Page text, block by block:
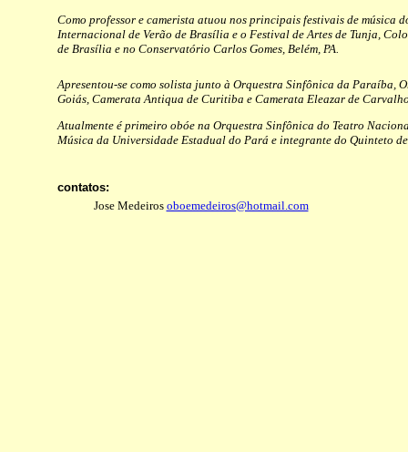
Como professor e camerista atuou nos principais festivais de música
Internacional de Verão de Brasília e o Festival de Artes de Tunja,
de Brasília e no Conservatório Carlos Gomes, Belém, PA.
Apresentou-se como solista junto à Orquestra Sinfônica da
Goiás, Camerata Antiqua de Curitiba e Camerata Eleazar de
Atualmente é primeiro obóe na Orquestra Sinfônica do Teatro
Música da Universidade Estadual do Pará e integrante do Quinteto
contatos:
Jose Medeiros oboemedeiros@hotmail.com